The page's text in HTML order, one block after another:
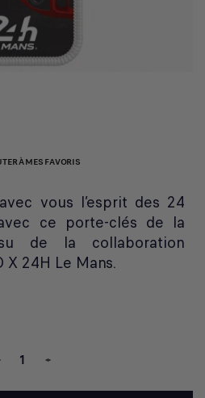
À MES FAVORIS
vous l’esprit des 24
ce porte-clés de la
de la collaboration
X 24H Le Mans.
+